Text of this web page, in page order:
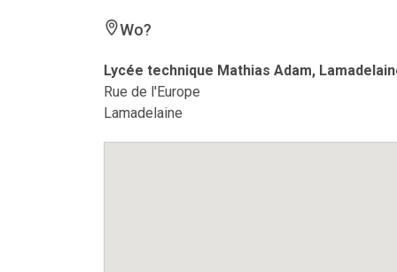
Wo?
Lycée technique Mathias Adam,
Rue de l'Europe
Lamadelaine